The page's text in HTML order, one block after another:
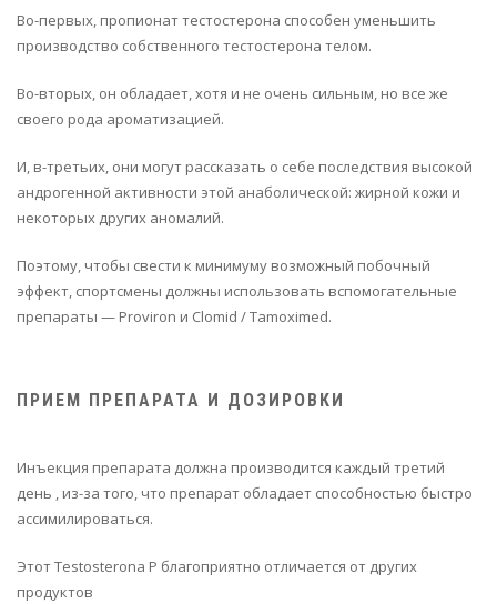
Во-первых, пропионат тестостерона способен уменьшить
производство собственного тестостерона телом.
Во-вторых, он обладает, хотя и не очень сильным, но все же
своего рода ароматизацией.
И, в-третьих, они могут рассказать о себе последствия высокой
андрогенной активности этой анаболической: жирной кожи и
некоторых других аномалий.
Поэтому, чтобы свести к минимуму возможный побочный
эффект, спортсмены должны использовать вспомогательные
препараты — Proviron и Clomid / Tamoximed.
ПРИЕМ ПРЕПАРАТА И ДОЗИРОВКИ
Инъекция препарата должна производится каждый третий
день , из-за того, что препарат обладает способностью быстро
ассимилироваться.
Этот Testosterona P благоприятно отличается от других
продуктов